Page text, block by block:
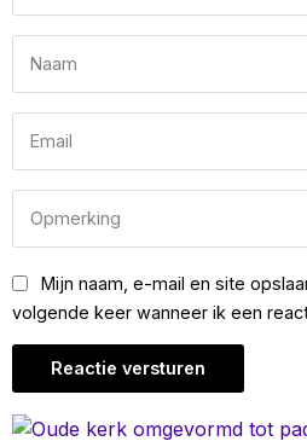
Mijn naam, e-mail en site
volgende keer wanneer ik een